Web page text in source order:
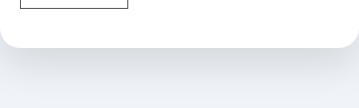
eczanede
?